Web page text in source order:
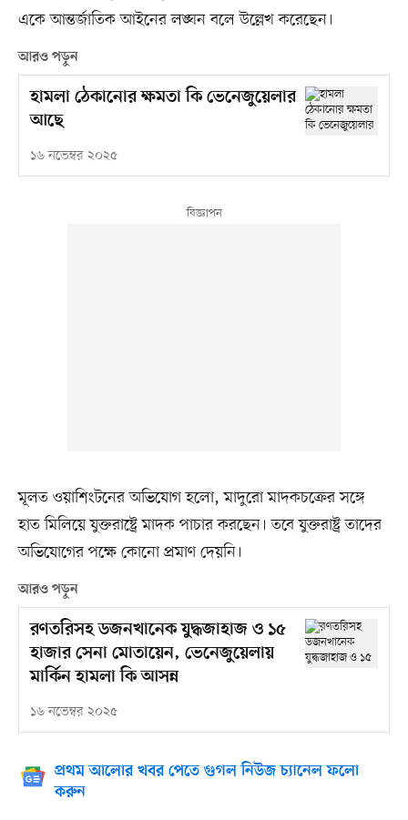
একে আন্তর্জাতিক আইনের লঙ্ঘন বলে উল্লেখ করেছেন।
আরও পড়ুন
হামলা ঠেকানোর ক্ষমতা কি ভেনেজুয়েলার
আছে
১৬ নভেম্বর ২০২৫
মূলত ওয়াশিংটনের অভিযোগ হলো, মাদুরো মাদকচক্রের সঙ্গে
হাত মিলিয়ে যুক্তরাষ্ট্রে মাদক পাচার করছেন। তবে যুক্তরাষ্ট্র তাদের
অভিযোগের পক্ষে কোনো প্রমাণ দেয়নি।
আরও পড়ুন
রণতরিসহ ডজনখানেক যুদ্ধজাহাজ ও ১৫
হাজার সেনা মোতায়েন, ভেনেজুয়েলায়
মার্কিন হামলা কি আসন্ন
১৬ নভেম্বর ২০২৫
প্রথম আলোর খবর পেতে গুগল নিউজ চ্যানেল ফলো
করুন